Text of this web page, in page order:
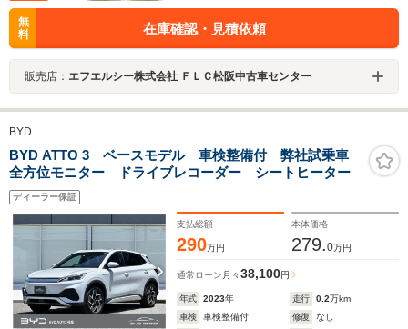
無
料
在庫確認・見積依頼
販売店： エフエルシー株式会社 ＦＬＣ松阪中古車センター
BYD
BYD ATTO 3 ベースモデル 車検整備付 弊社試乗車
全方位モニター ドライブレコーダー シートヒーター
ディーラー保証
支払総額
290万円
本体価格
279.0万円
通常ローン 月々38,100円
年式 2023年 走行 0.2万km
車検
車検整備付 修復
なし